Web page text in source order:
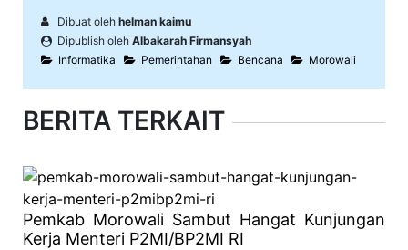
Dibuat oleh helman kaimu
Dipublish oleh Albakarah Firmansyah
Informatika
Pemerintahan Bencana Morowali
BERITA TERKAIT
Pemkab Morowali Sambut Hangat Kunjungan
Kerja Menteri P2MI/BP2MI RI